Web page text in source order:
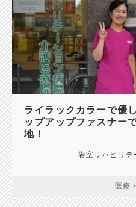
ライラックカラーで優
ップアップファスナー
地！
岩室リハビリテ
医療